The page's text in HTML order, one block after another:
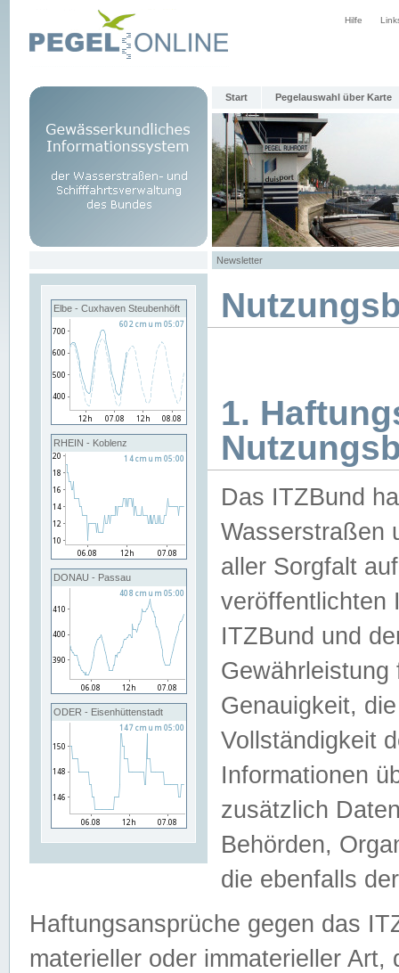
Hilfe
Start Pegelauswahl über Karte
Newsletter
Elbe - Cuxhaven Steubenhöft
RHEIN - Koblenz
DONAU - Passau
ODER - Eisenhüttenstadt
1.
Das ITZBund
Wasserstraßen
aller Sorgfalt
veröffentlichten
ITZBund und
Genauigkeit,
Vollständigkeit
Informationen
zusätzlich
Behörden,
die ebenfalls
Haftungsansprüche gegen das
materieller oder immaterieller